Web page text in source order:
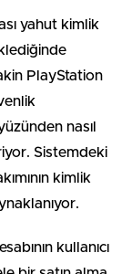
yahut kimlik
PlayStation
nasıl
Sistemdeki
kimlik
kullanıcı